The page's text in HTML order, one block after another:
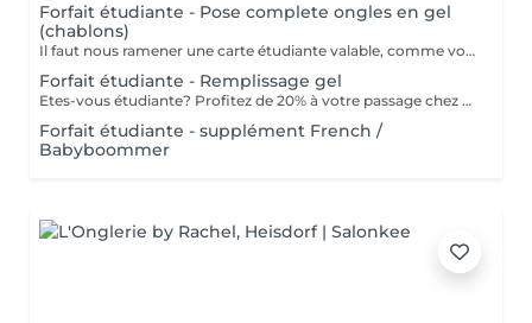
Forfait étudiante - Pose complete ongles en gel
(chablons)
Il faut nous ramener une carte étudiante valable, comme vous êtes étudiante.
Forfait étudiante - Remplissage gel
Etes-vous étudiante? Profitez de 20% à votre passage chez nous pour votre remplissage. ATTENTION: il nous faut une carte étudiante valable que vous etes bien étudiante.
Forfait étudiante - supplément French /
Babyboommer